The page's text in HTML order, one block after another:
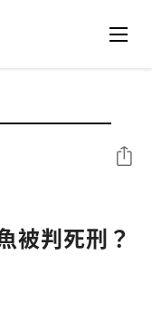
被判死刑？
分享